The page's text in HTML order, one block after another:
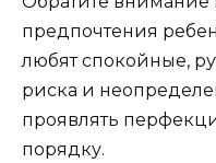
предпочтения
любят спокойные,
риска и
проявлять
порядку.